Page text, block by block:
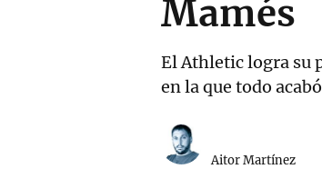
Mamés
El Athletic logra su
en la que todo
Aitor Martínez